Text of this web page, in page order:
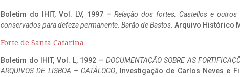
Boletim do IHIT, Vol. LV, 1997 – Relação dos fortes, Castellos e
conservados para defeza permanente. Barão de Bastos. Arquivo Histórico
Forte de Santa Catarina
Boletim do IHIT, Vol. L, 1992 – DOCUMENTAÇÃO SOBRE AS
ARQUIVOS DE LISBOA – CATÁLOGO, Investigação de Carlos Neves e